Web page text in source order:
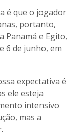
é que o jogador
portanto,
Panamá e Egito,
6 de junho, em
expectativa é
ele esteja
intensivo
mas a